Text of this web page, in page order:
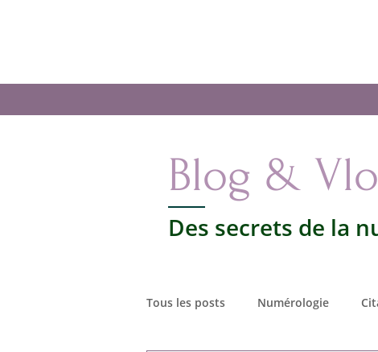
Blog &
Des secrets de la
Tous les posts Numérologie